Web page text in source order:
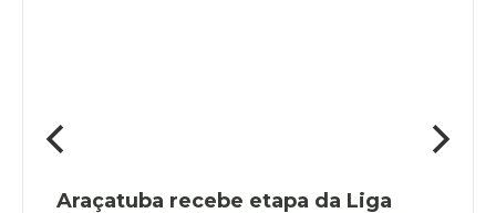
Araçatuba recebe etapa da Liga